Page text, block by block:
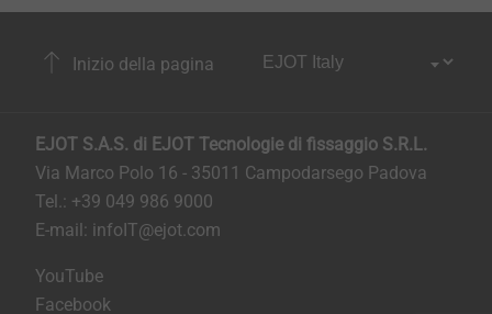
Inizio della pagina
EJOT S.A.S. di EJOT Tecnologie di fissaggio S.R.L.
Via Marco Polo 16 - 35011 Campodarsego Padova
Tel.: +39 049 986 9000
E-mail: infoIT@ejot.com
YouTube
Facebook